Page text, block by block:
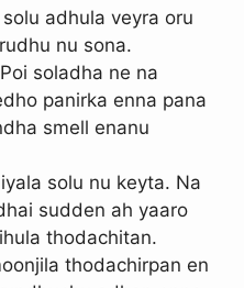
adhula veyra oru
nu sona.
soladha ne na
panirka enna pana
smell enanu
solu nu keyta. Na
sudden ah yaaro
thodachitan.
thodachirpan en